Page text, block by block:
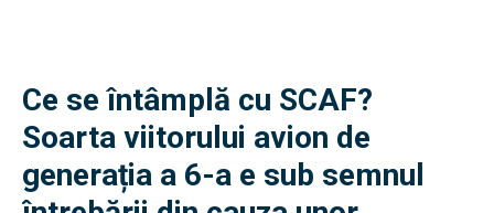
Ce se întâmplă cu SCAF?
Soarta viitorului avion de
generația a 6-a e sub semnul